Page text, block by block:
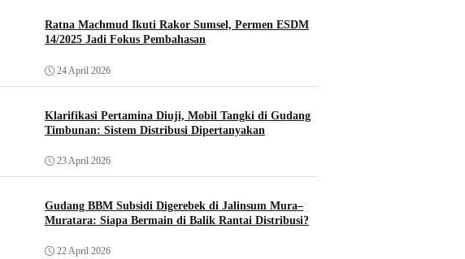
Ratna Machmud Ikuti Rakor Sumsel, Permen ESDM
14/2025 Jadi Fokus Pembahasan
24 April 2026
Klarifikasi Pertamina Diuji, Mobil Tangki di Gudang
Timbunan: Sistem Distribusi Dipertanyakan
23 April 2026
Gudang BBM Subsidi Digerebek di Jalinsum Mura–
Muratara: Siapa Bermain di Balik Rantai Distribusi?
22 April 2026